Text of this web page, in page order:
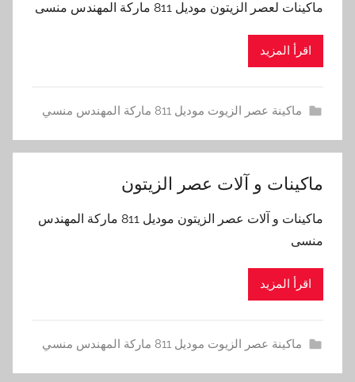
ماكينات لعصر الزيتون موديل 811 ماركة المهندس منسى
اقرأ المزيد
ماكينة عصر الزيوت موديل 811 ماركة المهندس منسي
ماكينات و آلات عصر الزيتون
ماكينات و آلات عصر الزيتون موديل 811 ماركة المهندس
منسى
اقرأ المزيد
ماكينة عصر الزيوت موديل 811 ماركة المهندس منسي